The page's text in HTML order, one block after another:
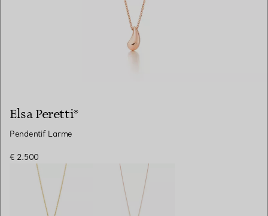
Elsa Peretti®
Pendentif Larme
€ 2.500